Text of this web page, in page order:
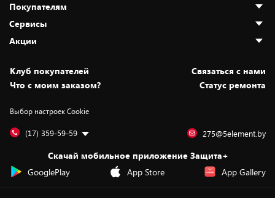
О нас
Адреса магазинов
Новости
Статьи и обзоры
Вакансии
Дай пять добру!
Покупателям
Как сделать заказ
Оплата и доставка
Безналичный расчёт
Обмен и возврат товара
Обработка персональных данных
Подарочные карты
Сервисы
Установка техники
Для игровых консолей
Для мобильных устройств
Для компьютеров
Сервисные центры
Акции
Скидки и промокоды
Белорусские товары
Бонусы
Оплата частями
Уценка
Клуб покупателей
Cвязаться с нами
Что с моим заказом?
Статус ремонта
Выбор настроек Cookie
(17) 359-59-59 275@5element.by
Скачай мобильное приложение Защита+
GooglePlay
App Store App Gallery